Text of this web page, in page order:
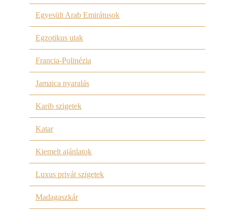
Egyesült Arab Emirátusok
Egzotikus utak
Francia-Polinézia
Jamaica nyaralás
Karib szigetek
Katar
Kiemelt ajánlatok
Luxus privát szigetek
Madagaszkár